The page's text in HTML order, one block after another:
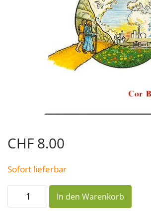
CHF 8.00
Sofort lieferbar
«...
sende
In den Warenkorb